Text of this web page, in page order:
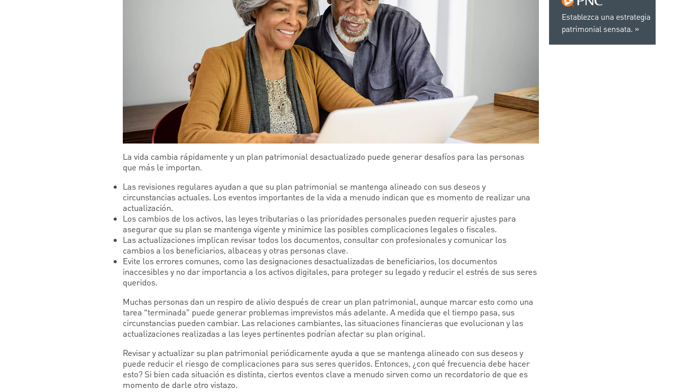
La vida cambia rápidamente y un plan patrimonial desactualizado puede generar desafíos para las personas
que más le importan.
Las revisiones regulares ayudan a que su plan patrimonial se mantenga alineado con sus deseos y
circunstancias actuales. Los eventos importantes de la vida a menudo indican que es momento de realizar una
actualización.
Los cambios de los activos, las leyes tributarias o las prioridades personales pueden requerir ajustes para
asegurar que su plan se mantenga vigente y minimice las posibles complicaciones legales o fiscales.
Las actualizaciones implican revisar todos los documentos, consultar con profesionales y comunicar los
cambios a los beneficiarios, albaceas y otras personas clave.
Evite los errores comunes, como las designaciones desactualizadas de beneficiarios, los documentos
inaccesibles y no dar importancia a los activos digitales, para proteger su legado y reducir el estrés de sus seres
queridos.
Muchas personas dan un respiro de alivio después de crear un plan patrimonial, aunque marcar esto como una
tarea “terminada” puede generar problemas imprevistos más adelante. A medida que el tiempo pasa, sus
circunstancias pueden cambiar. Las relaciones cambiantes, las situaciones financieras que evolucionan y las
actualizaciones realizadas a las leyes pertinentes podrían afectar su plan original.
Revisar y actualizar su plan patrimonial periódicamente ayuda a que se mantenga alineado con sus deseos y
puede reducir el riesgo de complicaciones para sus seres queridos. Entonces, ¿con qué frecuencia debe hacer
esto? Si bien cada situación es distinta, ciertos eventos clave a menudo sirven como un recordatorio de que es
momento de darle otro vistazo.
Establezca una estrategia
patrimonial sensata.